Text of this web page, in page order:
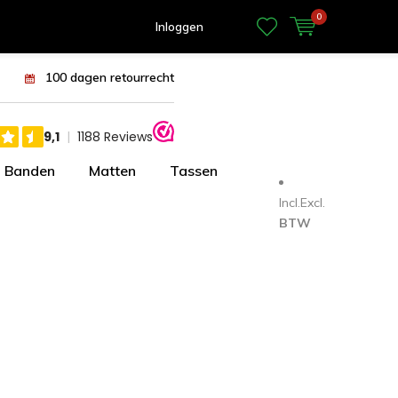
Inloggen
0
100 dagen retourrecht
Banden Matten Tassen
Incl.Excl.
BTW